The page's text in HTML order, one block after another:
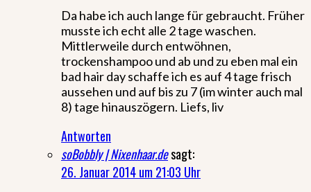
Da habe ich auch lange für gebraucht. Früher
musste ich echt alle 2 tage waschen.
Mittlerweile durch entwöhnen,
trockenshampoo und ab und zu eben mal ein
bad hair day schaffe ich es auf 4 tage frisch
aussehen und auf bis zu 7 (im winter auch mal
8) tage hinauszögern. Liefs, liv
Antworten
soBobbly | Nixenhaar.desagt:
26. Januar 2014 um 21:03 Uhr